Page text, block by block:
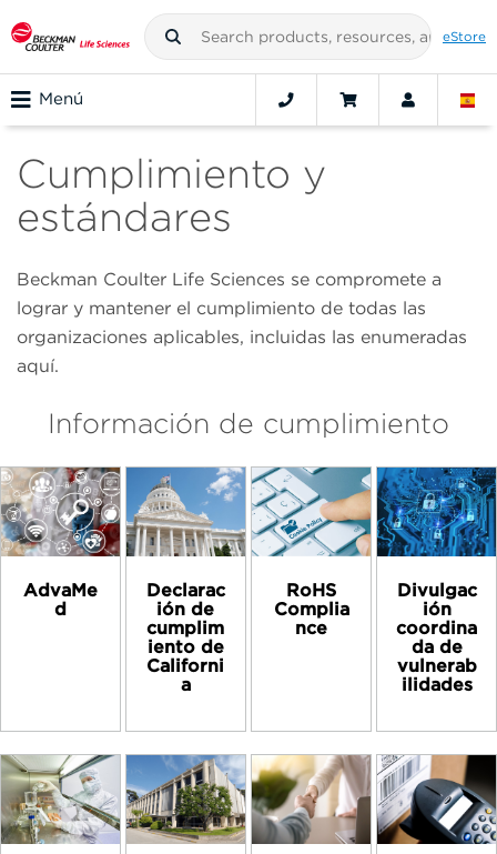
eStore
Menú
Cumplimiento y
estándares
Beckman Coulter Life Sciences se compromete a
lograr y mantener el cumplimiento de todas las
organizaciones aplicables, incluidas las enumeradas
aquí.
Información de cumplimiento
AdvaMe
d
Declarac
ión de
cumplim
iento de
Californi
a
RoHS
Complia
nce
Divulgac
ión
coordina
da de
vulnerab
ilidades